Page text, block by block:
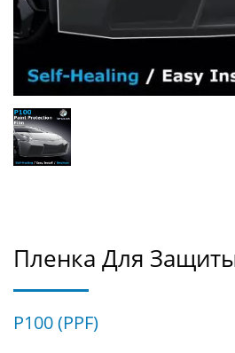
Пленка Для
P100 (PPF)